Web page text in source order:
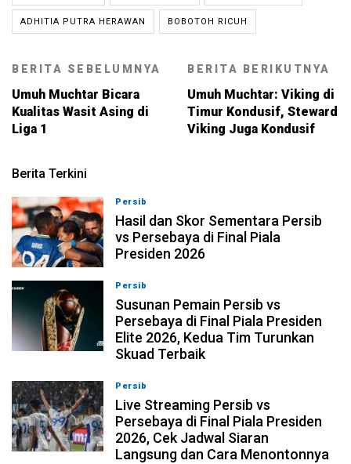
ADHITIA PUTRA HERAWAN BOBOTOH RICUH
BERITA SEBELUMNYA
Umuh Muchtar Bicara
Kualitas Wasit Asing di
Liga 1
BERITA BERIKUTNYA
Umuh Muchtar: Viking di
Timur Kondusif, Steward
Viking Juga Kondusif
Berita Terkini
Persib
Hasil dan Skor Sementara Persib
vs Persebaya di Final Piala
Presiden 2026
Persib
Susunan Pemain Persib vs
Persebaya di Final Piala Presiden
Elite 2026, Kedua Tim Turunkan
Skuad Terbaik
Persib
Live Streaming Persib vs
Persebaya di Final Piala Presiden
2026, Cek Jadwal Siaran
Langsung dan Cara Menontonnya